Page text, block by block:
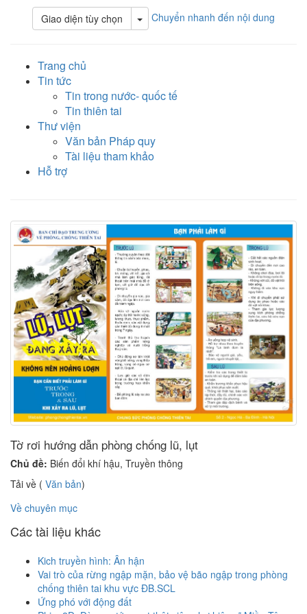
Giao diện tùy chọn Toggle Dropdown
Chuyển nhanh đến nội dung
Trang chủ
Tin tức
Tin trong nước- quốc tế
Tin thiên tai
Thư viện
Văn bản Pháp quy
Tài liệu tham khảo
Hỗ trợ
Tờ rơi hướng dẫn phòng chống lũ, lụt
Chủ đề: Biến đổi khí hậu, Truyền thông
Tải về ( Văn bản)
Về chuyên mục
Các tài liệu khác
Kich truyền hình: Ân hận
Vai trò của rừng ngập mặn, bảo vệ bão ngập trong phòng
chống thiên tai khu vực ĐB.SCL
Ứng phó với động đất